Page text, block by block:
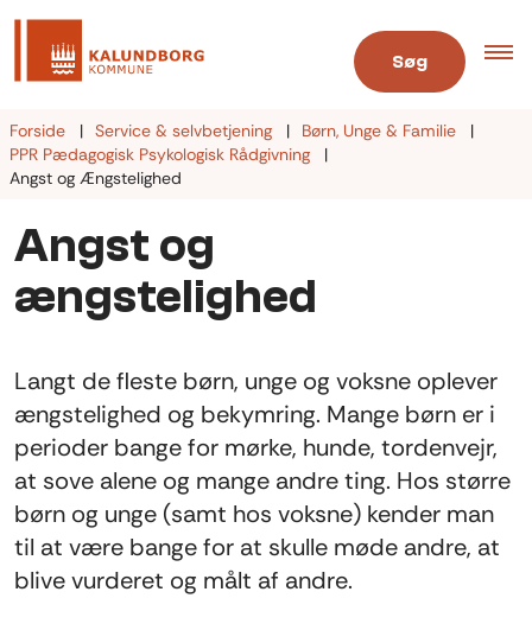
Søg
Forside Service & selvbetjening
Børn, Unge & Familie
PPR Pædagogisk Psykologisk Rådgivning
Angst og Ængstelighed
Angst og
ængstelighed
Langt de fleste børn, unge og voksne oplever
ængstelighed og bekymring. Mange børn er i
perioder bange for mørke, hunde, tordenvejr,
at sove alene og mange andre ting. Hos større
børn og unge (samt hos voksne) kender man
til at være bange for at skulle møde andre, at
blive vurderet og målt af andre.